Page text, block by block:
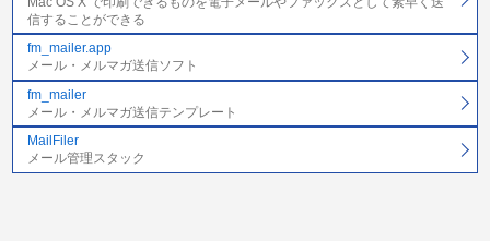
信することができる
fm_mailer.app
メール・メルマガ送信ソフト
fm_mailer
メール・メルマガ送信テンプレート
MailFiler
メール管理スタック